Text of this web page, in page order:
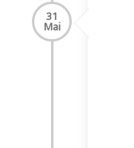
31
Mai